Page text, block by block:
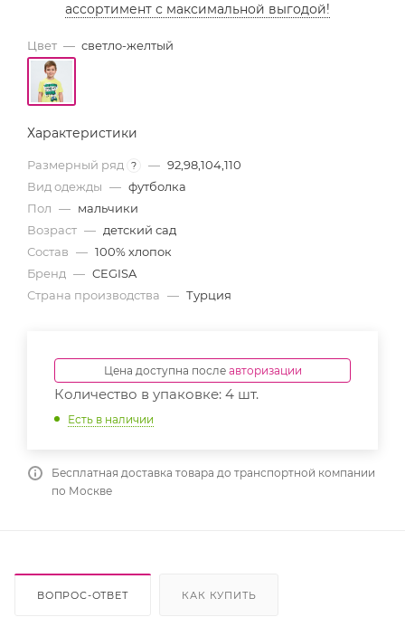
ассортимент с максимальной выгодой!
Цвет — светло-желтый
Характеристики
Размерный ряд ? — 92,98,104,110
Вид одежды — футболка
Пол — мальчики
Возраст — детский сад
Состав — 100% хлопок
Бренд — CEGISA
Страна производства — Турция
Цена доступна после авторизации
Количество в упаковке: 4 шт.
Есть в наличии
Бесплатная доставка товара до транспортной компании
по Москве
ВОПРОС-ОТВЕТ КАК КУПИТЬ